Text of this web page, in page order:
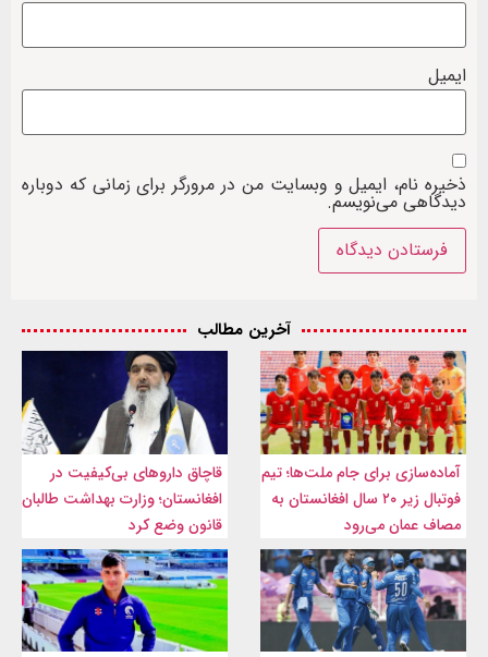
ایمیل
ذخیره نام، ایمیل و وبسایت من در مرورگر برای زمانی که دوباره
دیدگاهی می‌نویسم.
آخرین مطالب
آماده‌سازی برای جام ملت‌ها؛ تیم
فوتبال زیر ۲۰ سال افغانستان به
مصاف عمان می‌رود
قاچاق داروهای بی‌کیفیت در
افغانستان؛ وزارت بهداشت طالبان
قانون وضع کرد